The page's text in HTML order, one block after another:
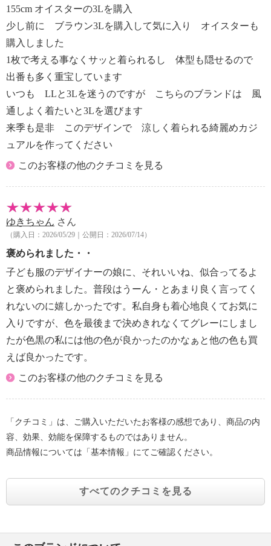
155cm オイスターの3Lを購入
少し前に ブラウン3Lを購入して気に入り オイスターも
購入しました
1枚で考える事なくサッと着られるし 体型も隠せるので
出番も多く重宝しています
いつも LLと3Lを迷うのですが こちらのブランドは 風
通しよく着たいと3Lを選びます
来季も是非 このデザインで 涼しく着られる綺麗めカジ
ュアルを作ってください
このお客様の他のクチコミを見る
ゆきちゃん さん
（購入日：2026/05/29｜公開日：2026/07/14）
褒められました・・
子ども服のデザイナーの娘に、それいいね、似合ってるよ
と褒められました。普段はうーん・とあまり良く言ってく
れないのに嬉しかったです。私自身も着心地良くてお気に
入りですが、色を最後まで決めきれなくてグレーにしまし
たが色黒の私には他の色が良かったのかなぁと他の色も買
えば良かったです。
このお客様の他のクチコミを見る
「クチコミ」は、ご購入いただいたお客様の感想であり、商品の内
容、効果、効能を保障するものではありません。
商品情報については「基本情報」にてご確認ください。
すべてのクチコミを見る